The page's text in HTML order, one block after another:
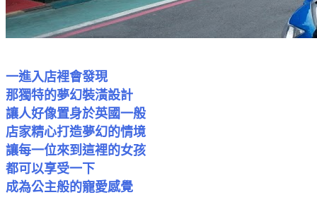
一進入店裡會發現
那獨特的夢幻裝潢設計
讓人好像置身於英國一般
店家精心打造夢幻的情境
讓每一位來到這裡的女孩
都可以享受一下
成為公主般的寵愛感覺